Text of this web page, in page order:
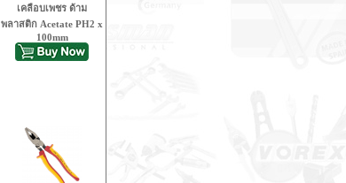
เคลือบเพชร ด้าม
พลาสติก Acetate PH2 x
100mm